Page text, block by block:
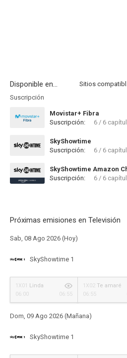
Disponible en...
Suscripción
Movistar+ Fibra
Disponible hasta el Mié, 02
Suscripción: 6 / 6
SkyShowtime
Disponible hasta el Mié, 02
Suscripción: 6 / 6
SkyShowtime Amazon
Suscripción:
6 / 6
Próximas emisiones en Televisión
Sab, 08 Ago 2026 (Hoy)
SkyShowtime 1
1X01 Linda
06:00
06:55
1X02 Te amaré
06:55
Dom, 09 Ago 2026 (Mañana)
SkyShowtime 1